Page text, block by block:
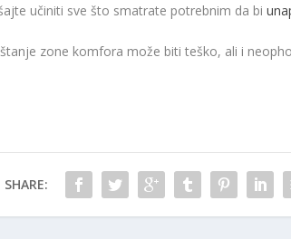
učiniti sve što smatrate potrebnim da bi
zone komfora može biti teško, ali i
SHARE: